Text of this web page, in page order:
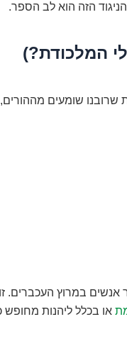
הזה הוא לב הספר.
המלכודת?)
שרובנו שומעים
במרוץ העכברים.
או בכלל ליהנות מחופש